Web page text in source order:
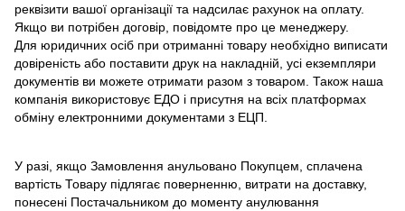
реквізити вашої організації та надсилає рахунок на оплату.
Якщо ви потрібен договір, повідомте про це менеджеру.
Для юридичних осіб при отриманні товару необхідно виписати
довіреність або поставити друк на накладній, усі екземпляри
документів ви можете отримати разом з товаром. Також наша
компанія використовує ЕДО і присутня на всіх платформах
обміну електронними документами з ЕЦП.
У разі, якщо Замовлення анульовано Покупцем, сплачена
вартість Товару підлягає поверненню, витрати на доставку,
понесені Постачальником до моменту анулювання